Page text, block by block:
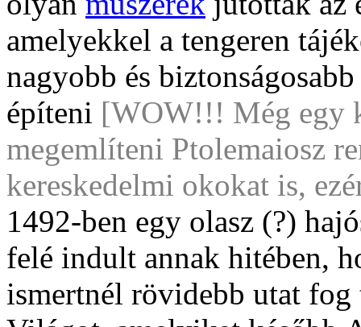
amelyekkel a tengeren
nagyobb és
építeni [WOW!!! Még egy
megemlíteni Ptolemaiosz
kereskedelmi okokat is,
1492-ben egy olasz (?)
felé indult annak hitében,
ismertnél rövidebb utat